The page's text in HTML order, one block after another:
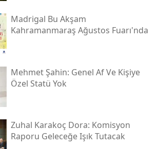
Madrigal Bu Akşam
Kahramanmaraş Ağustos Fuarı'nda
Mehmet Şahin: Genel Af Ve Kişiye
Özel Statü Yok
Zuhal Karakoç Dora: Komisyon
Raporu Geleceğe Işık Tutacak